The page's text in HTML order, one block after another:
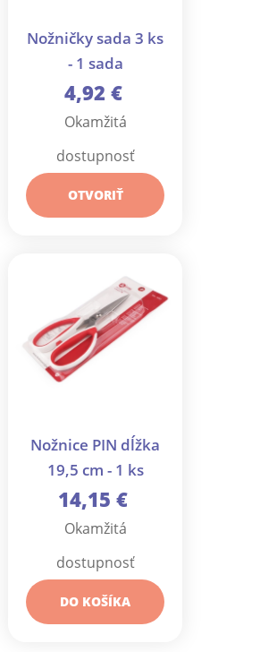
Nožničky sada 3 ks
- 1 sada
4,92 €
Okamžitá
dostupnosť
OTVORIŤ
Nožnice PIN dĺžka
19,5 cm - 1 ks
14,15 €
Okamžitá
dostupnosť
DO KOŠÍKA